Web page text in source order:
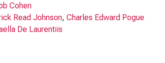
Cohen
Read Johnson, Charles Edward Pogue
De Laurentiis